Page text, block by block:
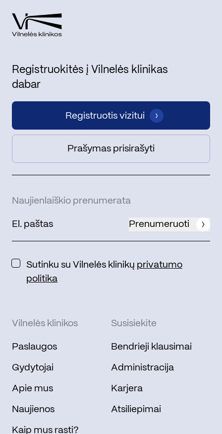
Registruokitės į Vilnelės klinikas
dabar
Registruotis vizitui
Prašymas prisirašyti
Naujienlaiškio prenumerata
Prenumeruoti
Sutinku su Vilnelės klinikų privatumo
politika
Vilnelės klinikos
Paslaugos
Gydytojai
Apie mus
Naujienos
Kaip mus rasti?
Susisiekite
Bendrieji klausimai
Administracija
Karjera
Atsiliepimai